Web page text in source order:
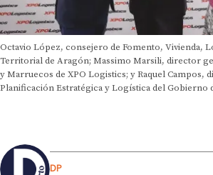
Octavio López, consejero de Fomento, Vivienda,
Territorial de Aragón; Massimo Marsili, director
y Marruecos de XPO Logistics; y Raquel Campos,
Planificación Estratégica y Logística del Gobierno
DP